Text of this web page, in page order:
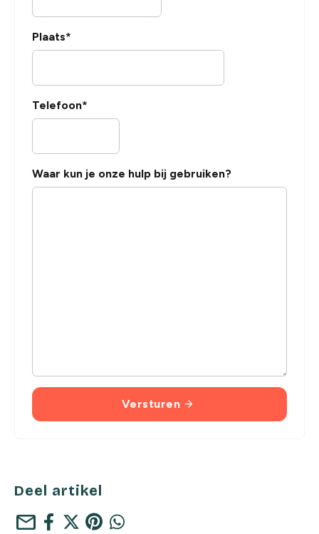
Plaats
Telefoon
Waar kun je onze hulp bij gebruiken?
arrow_forward
Versturen
Deel artikel
mail